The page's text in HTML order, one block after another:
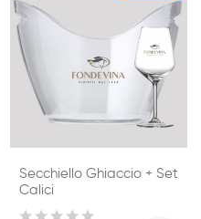
Secchiello Ghiaccio + Set
Calici